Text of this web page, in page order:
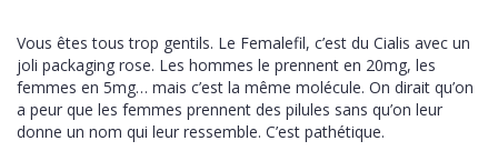
Vous êtes tous trop gentils. Le Femalefil, c’est du Cialis avec un
joli packaging rose. Les hommes le prennent en 20mg, les
femmes en 5mg… mais c’est la même molécule. On dirait qu’on
a peur que les femmes prennent des pilules sans qu’on leur
donne un nom qui leur ressemble. C’est pathétique.